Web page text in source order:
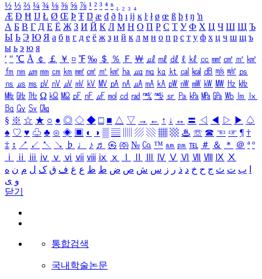
½ ⅓ ⅔ ¼ ¾ ⅛ ⅜ ⅝ ⅞ ¹ ² ³ ⁴ ⁿ ₁ ₂ ₃ ₄
Æ Ð Ħ Ĳ Ł Ø Œ Þ Ŧ Ŋ æ đ ð ħ ı ĳ ĸ ŀ ł ø œ ß þ ŧ ŋ ŉ
А Б В Г Д Е Ё Ж З И Й К Л М Н О П Р С Т У Ф Х Ц Ч Ш Щ Ъ
Ы Ь Э Ю Я а б в г д е ё ж з и й к л м н о п р с т у ф х ц ч ш щ ъ
ы ь э ю я
′ ″ ℃ Å ￠ ￡ ￥ ¤ ℉ ‰ ＄ ％ Ｆ ￦ ㎕ ㎖ ㎗ ℓ ㎘ ㏄ ㎣ ㎤ ㎥ ㎦
㎙ ㎚ ㎛ ㎜ ㎝ ㎞ ㎟ ㎠ ㎡ ㎢ ㏊ ㎍ ㎎ ㎏ ㏏ ㎈ ㎉ ㏈ ㎧ ㎨ ㎰
㎱ ㎲ ㎳ ㎴ ㎵ ㎶ ㎷ ㎸ ㎹ ㎀ ㎁ ㎂ ㎃ ㎄ ㎺ ㎻ ㎽ ㎾ ㎿ ㎐ ㎑
㎒ ㎓ ㎔ Ω ㏀ ㏁ ㎊ ㎋ ㎌ ㏖ ㏅ ㎭ ㎮ ㎯ ㏛ ㎩ ㎪ ㎫ ㎬ ㏝ ㏐
㏓
㏃ ㏉ ㏜ ㏆
§ ※ ☆ ★ ○ ● ◎ ◇ ◆ □ ■ △ ▽ → ← ↑ ↓ ↔ 〓 ◁ ◀ ▷ ▶ ♤
♠ ♡ ♥ ♧ ♣ ⊙ ◈ ▣ ◐ ◑ ▒ ▤ ▨ ▧ ▦ ▩ ♨ ☏ ☎ ☜ ☞ ¶ †
‡ ↕ ↗ ↙ ↖ ↘ ♭ ♩ ♪ ♬ ㉿ ㈜ № ㏇ ™ ㏂ ㏘ ℡ ＃ ＆ ＊ ＠ ª º
ⅰ
ⅱ ⅲ ⅳ ⅴ ⅵ ⅶ ⅷ ⅸ ⅹ Ⅳ Ⅴ Ⅵ Ⅶ Ⅷ Ⅸ Ⅹ
ب ت ث ج ح خ د ذ ر ز س ش ص ض ط ظ ع غ ف ق ک ل م ن ه
و ی
닫기
통합검색
국내학술논문